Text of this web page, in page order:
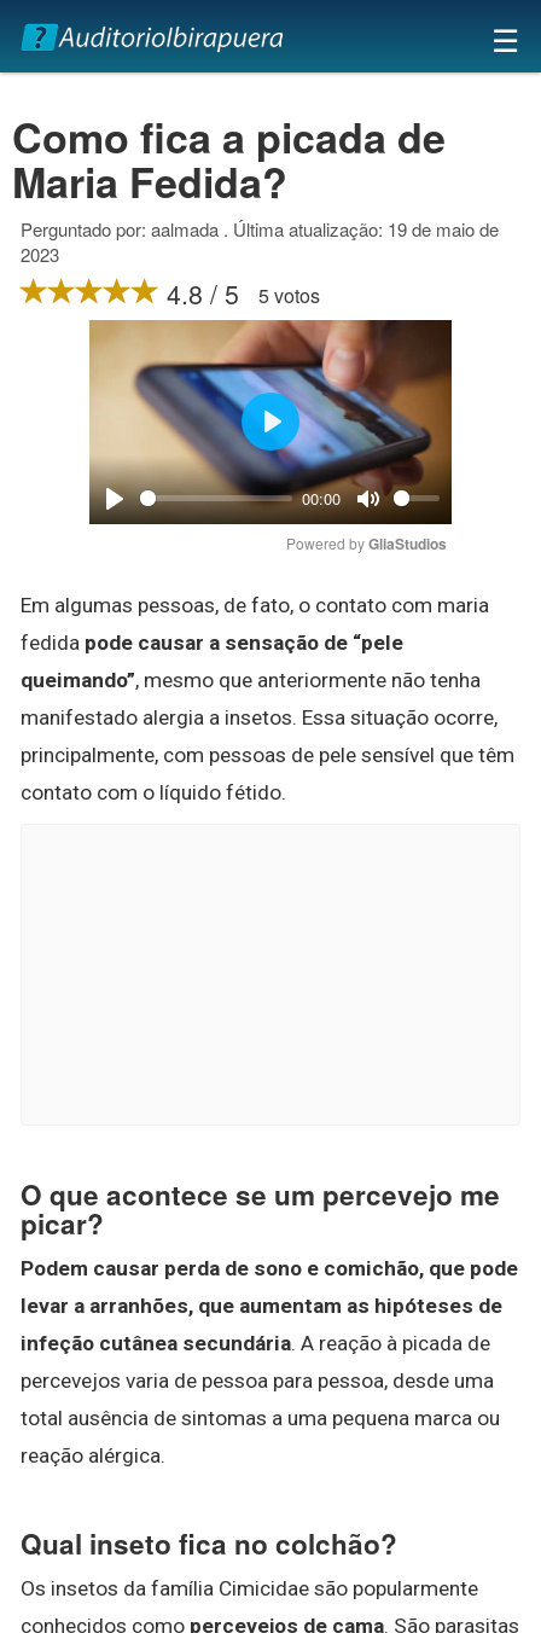
×
☰
Como fica a picada de
Maria Fedida?
Perguntado por: aalmada . Última atualização: 19 de maio de
2023
4.8 / 5 5 votos
Play
00:00
Mute
Play
Powered by GliaStudios
Em algumas pessoas, de fato, o contato com maria
fedida pode causar a sensação de “pele
queimando”, mesmo que anteriormente não tenha
manifestado alergia a insetos. Essa situação ocorre,
principalmente, com pessoas de pele sensível que têm
contato com o líquido fétido.
O que acontece se um percevejo me
picar?
Podem causar perda de sono e comichão, que pode
levar a arranhões, que aumentam as hipóteses de
infeção cutânea secundária. A reação à picada de
percevejos varia de pessoa para pessoa, desde uma
total ausência de sintomas a uma pequena marca ou
reação alérgica.
Qual inseto fica no colchão?
Os insetos da família Cimicidae são popularmente
conhecidos como percevejos de cama. São parasitas